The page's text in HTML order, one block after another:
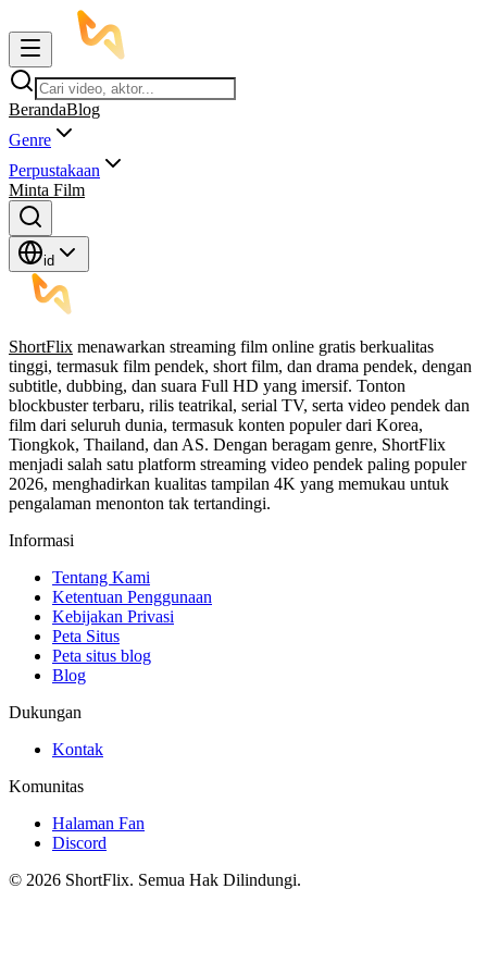
BerandaBlog
Genre
Perpustakaan
Minta Film
id
ShortFlix menawarkan streaming film online gratis berkualitas
tinggi, termasuk film pendek, short film, dan drama pendek, dengan
subtitle, dubbing, dan suara Full HD yang imersif. Tonton
blockbuster terbaru, rilis teatrikal, serial TV, serta video pendek dan
film dari seluruh dunia, termasuk konten populer dari Korea,
Tiongkok, Thailand, dan AS. Dengan beragam genre, ShortFlix
menjadi salah satu platform streaming video pendek paling populer
2026, menghadirkan kualitas tampilan 4K yang memukau untuk
pengalaman menonton tak tertandingi.
Informasi
Tentang Kami
Ketentuan Penggunaan
Kebijakan Privasi
Peta Situs
Peta situs blog
Blog
Dukungan
Kontak
Komunitas
Halaman Fan
Discord
© 2026 ShortFlix. Semua Hak Dilindungi.